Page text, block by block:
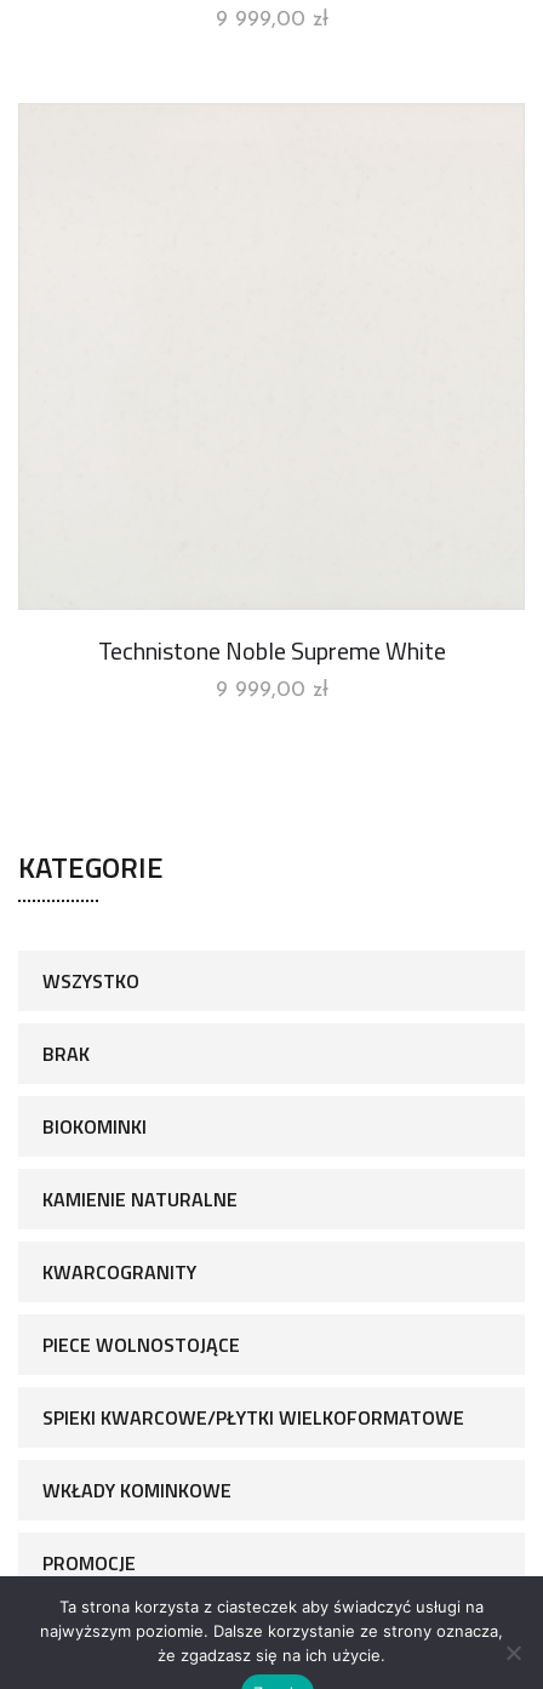
9 999,00 zł
Technistone Noble Supreme White
9 999,00 zł
KATEGORIE
WSZYSTKO
BRAK
BIOKOMINKI
KAMIENIE NATURALNE
KWARCOGRANITY
PIECE WOLNOSTOJĄCE
SPIEKI KWARCOWE/PŁYTKI WIELKOFORMATOWE
WKŁADY KOMINKOWE
PROMOCJE
Ta strona korzysta z ciasteczek aby świadczyć usługi na
najwyższym poziomie. Dalsze korzystanie ze strony oznacza,
że zgadzasz się na ich użycie.